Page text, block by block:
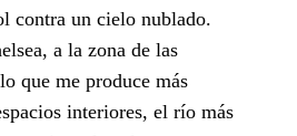
contra un cielo nublado.
a la zona de las
que me produce más
interiores, el río más